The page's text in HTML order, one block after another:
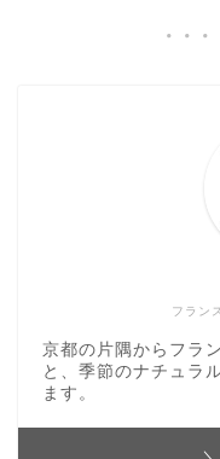
フラン
京都の片隅からフラ
と、季節のナチュラ
ます。